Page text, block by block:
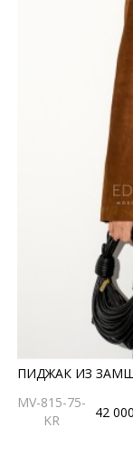
ПИДЖАК ИЗ
MV-815-75-
KR
42